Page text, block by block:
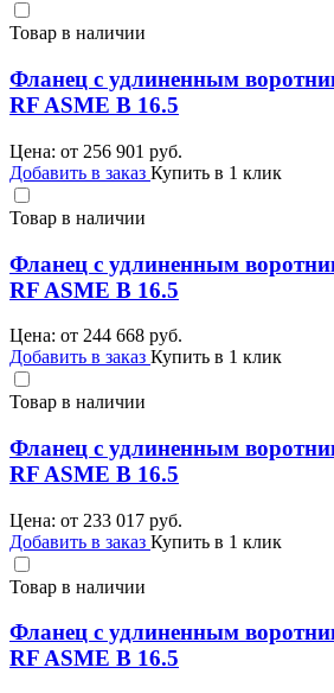
Товар в наличии
Фланец с удлиненным
RF ASME B 16.5
Цена: от 256 901 руб.
Добавить в заказ Купить в 1 клик
Товар в наличии
Фланец с удлиненным
RF ASME B 16.5
Цена: от 244 668 руб.
Добавить в заказ Купить в 1 клик
Товар в наличии
Фланец с удлиненным
RF ASME B 16.5
Цена: от 233 017 руб.
Добавить в заказ Купить в 1 клик
Товар в наличии
Фланец с удлиненным
RF ASME B 16.5